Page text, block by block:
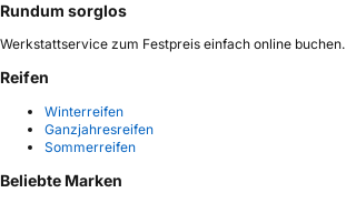
Rundum sorglos
Werkstattservice zum Festpreis einfach online buchen.
Reifen
Winterreifen
Ganzjahresreifen
Sommerreifen
Beliebte Marken